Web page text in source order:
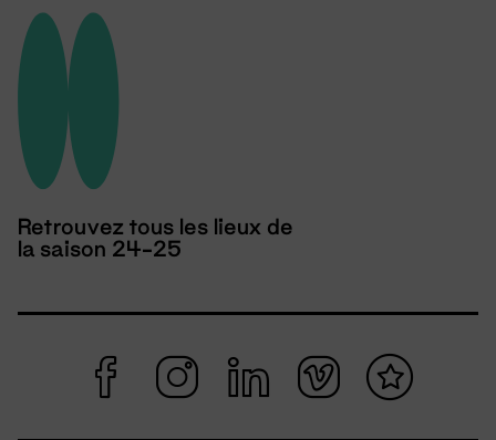
Retrouvez tous les lieux de
la saison 24-25